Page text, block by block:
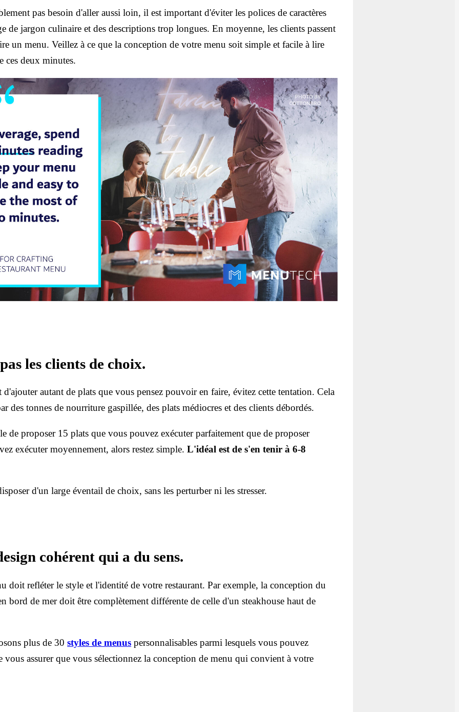
pas besoin d'aller aussi loin, il est important d'éviter les polices de caractères
de jargon culinaire et des descriptions trop longues. En moyenne, les clients passent
un menu. Veillez à ce que la conception de votre menu soit simple et facile à lire
ces deux minutes.
les clients de choix.
autant de plats que vous pensez pouvoir en faire, évitez cette tentation. Cela
des tonnes de nourriture gaspillée, des plats médiocres et des clients débordés.
de proposer 15 plats que vous pouvez exécuter parfaitement que de proposer
exécuter moyennement, alors restez simple.L'idéal est de s'en tenir à 6-8
d'un large éventail de choix, sans les perturber ni les stresser.
cohérent qui a du sens.
doit refléter le style et l'identité de votre restaurant. Par exemple, la conception du
bord de mer doit être complètement différente de celle d'un steakhouse haut de
plus de 30styles de menus personnalisables parmi lesquels vous pouvez
vous assurer que vous sélectionnez la conception de menu qui convient à votre